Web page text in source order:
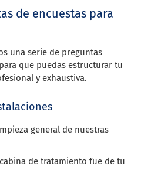
de encuestas para
una serie de preguntas
que puedas estructurar tu
y exhaustiva.
general de nuestras
de tratamiento fue de tu